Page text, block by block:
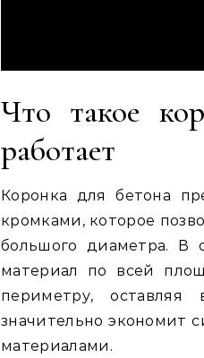
Что такое
работает
Коронка для бетона
кромками, которое
большого диаметра. В
материал по всей
периметру,
значительно экономит
материалами.